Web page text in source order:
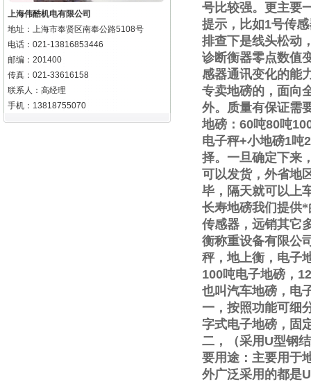
上海伟酷机电有限公司
地址：上海市奉贤区南奉公路5108号
电话：021-13816853446
邮编：201400
传真：021-33616158
联系人：高经理
手机：13818755070
号比较强。更主要
提示，比如1号传
排查下是线头松动
诊断衡器零点数值
感器通讯变化的能
专卖地磅的，面向
外。质量有保证需
地磅： 60吨80吨
电子秤+小地磅1吨2
择。一旦确定下来
可以发货，外省地
毕，隔天就可以上
长寿地磅我们提供
传感器，远销其它
衡称重设备有限公
秤，地上衡，电子
100吨电子地磅，
也叫汽车地磅，电
一，按照功能可细
字式电子地磅，固
二，（采用 U型钢
要用途：主要用于
外广泛采用的都是U